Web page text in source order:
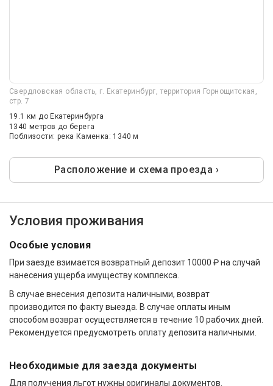
Свердловская область, г. Екатеринбург, территория Горнощитская,
стр. 7
19.1 кмдо Екатеринбурга
1340 метров до берега
Поблизости: река Каменка: 1340 м
Расположение и схема проезда ›
Условия проживания
Особые условия
При заезде взимается возвратный депозит 10000 ₽ на случай
нанесения ущерба имуществу комплекса.
В случае внесения депозита наличными, возврат
производится по факту выезда. В случае оплаты иным
способом возврат осуществляется в течение 10 рабочих дней.
Рекомендуется предусмотреть оплату депозита наличными.
Необходимые для заезда документы
Для получения льгот нужны оригиналы документов.